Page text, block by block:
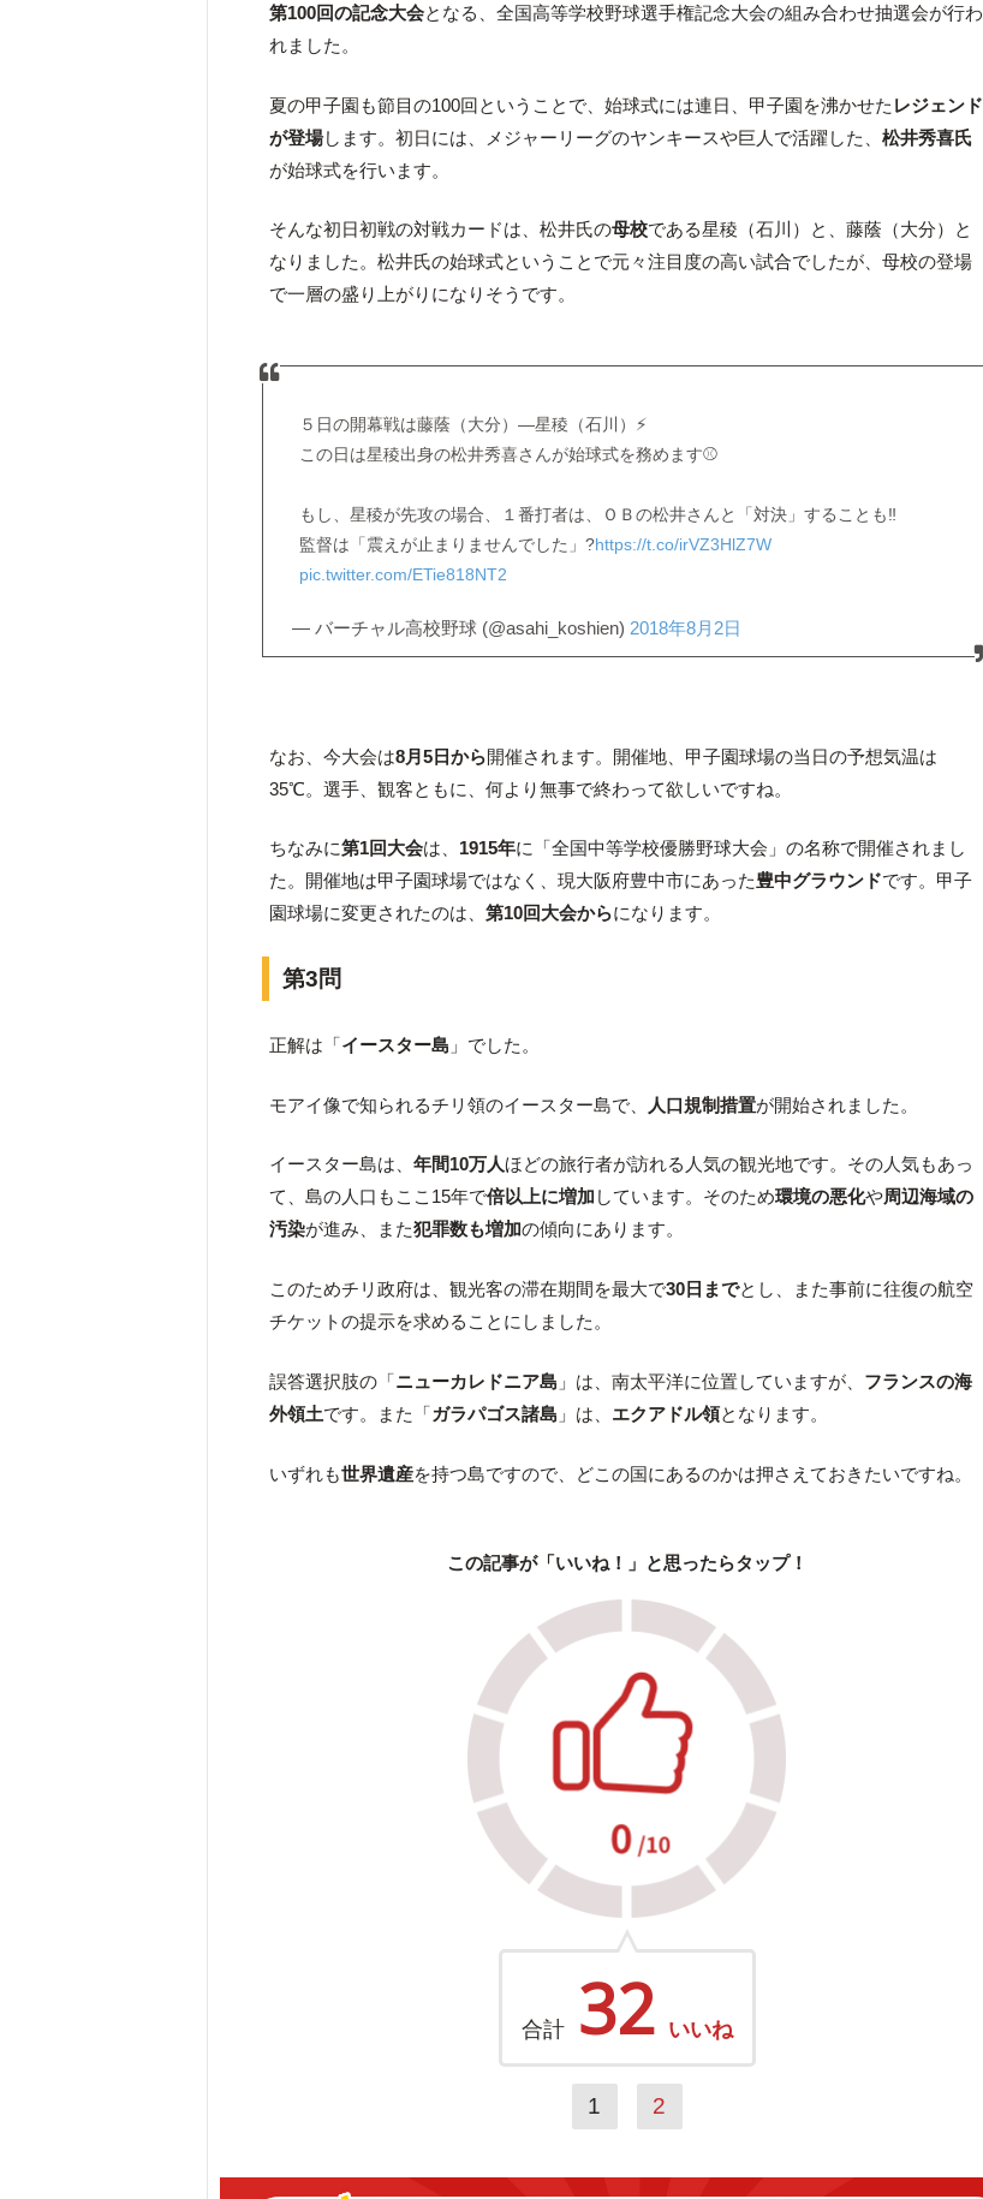
第100回の記念大会となる、全国高等学校野球選手権記念大会の組み合わせ抽選会が行わ
れました。
夏の甲子園も節目の100回ということで、始球式には連日、甲子園を沸かせた レジェンド
が登場します。初日には、メジャーリーグのヤンキースや巨人で活躍した、松井秀喜氏
が始球式を行います。
そんな初日初戦の対戦カードは、松井氏の母校である星稜（石川）と、藤蔭（大分）と
なりました。松井氏の始球式ということで元々注目度の高い試合でしたが、母校の登場
で一層の盛り上がりになりそうです。
５日の開幕戦は藤蔭（大分）―星稜（石川）⚡
この日は星稜出身の松井秀喜さんが始球式を務めます⚾
もし、星稜が先攻の場合、１番打者は、ＯＢの松井さんと「対決」することも‼
監督は「震えが止まりませんでした」?https://t.co/irVZ3HlZ7W
pic.twitter.com/ETie818NT2
— バーチャル高校野球 (@asahi_koshien) 2018年8月2日
なお、今大会は8月5日から開催されます。開催地、甲子園球場の当日の予想気温は
35℃。選手、観客ともに、何より無事で終わって欲しいですね。
ちなみに第1回大会は、 1915年に「全国中等学校優勝野球大会」の名称で開催されまし
た。開催地は甲子園球場ではなく、現大阪府豊中市にあった豊中グラウンドです。甲子
園球場に変更されたのは、第10回大会からになります。
第3問
正解は「イースター島 」でした。
モアイ像で知られるチリ領のイースター島で、 人口規制措置が開始されました。
イースター島は、年間10万人ほどの旅行者が訪れる人気の観光地です。その人気もあっ
て、島の人口もここ15年で倍以上に増加 しています。そのため環境の悪化や周辺海域の
汚染が進み、また犯罪数も増加の傾向にあります。
このためチリ政府は、観光客の滞在期間を最大で30日までとし、また事前に往復の航空
チケットの提示を求めることにしました。
誤答選択肢の「ニューカレドニア島 」は、南太平洋に位置していますが、 フランスの海
外領土です。また「ガラパゴス諸島 」は、 エクアドル領となります。
いずれも世界遺産を持つ島ですので、どこの国にあるのかは押さえておきたいですね。
この記事が「いいね！」と思ったらタップ！
合計 32 いいね
1 2